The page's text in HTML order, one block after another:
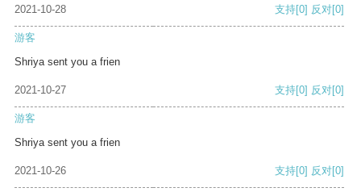
2021-10-28 支持[0] 反对[0]
游客
Shriya sent you a frien
2021-10-27 支持[0] 反对[0]
游客
Shriya sent you a frien
2021-10-26 支持[0] 反对[0]